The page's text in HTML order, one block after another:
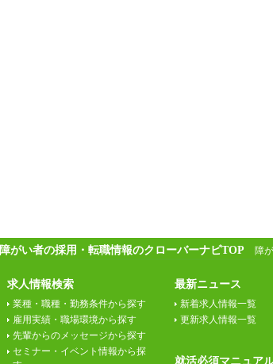
障がい者の採用・転職情報のクローバーナビTOP 障
求人情報検索
業種・職種・勤務条件から探す
雇用実績・職場環境から探す
先輩からのメッセージから探す
セミナー・イベント情報から探
最新ニュース
新着求人情報一覧
更新求人情報一覧
就活必須マニュア